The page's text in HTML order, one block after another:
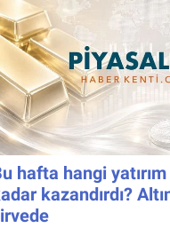
hafta hangi yatırım
kazandırdı?